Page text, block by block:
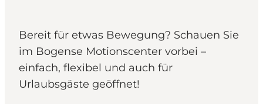
Bereit für etwas Bewegung? Schauen Sie
im Bogense Motionscenter vorbei –
einfach, flexibel und auch für
Urlaubsgäste geöffnet!